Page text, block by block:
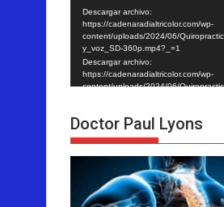
vídeo
Descargar archivo:
https://cadenaradialtricolor.com/wp-
content/uploads/2024/06/
y_voz_SD-360p.mp4?_=1
Descargar archivo:
https://cadenaradialtricolor.com/wp-
content/uploads/2024/06/
Doctor Paul Lyons